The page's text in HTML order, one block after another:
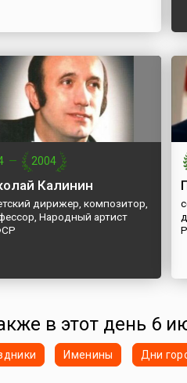
— 2004
Калинин
дирижер, композитор,
Народный артист
в этот день 6
Именины Дни